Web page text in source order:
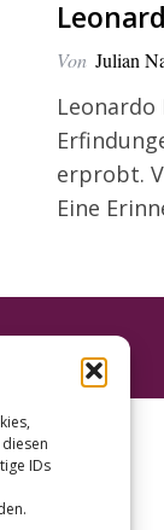
IDs
Von Julian
erprobt.
Eine